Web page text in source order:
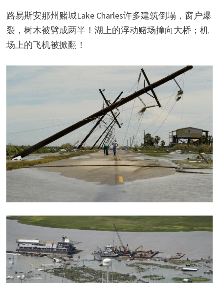
路易斯安那州赌城Lake Charles许多建筑倒塌，窗户爆
裂，树木被劈成两半！湖上的浮动赌场撞向大桥；机
场上的飞机被掀翻！